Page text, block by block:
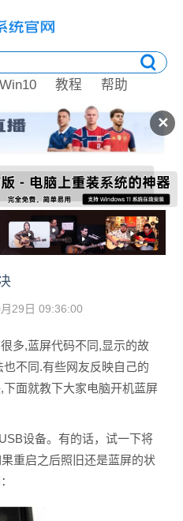
✕
Win10 教程 帮助
29日 09:36:00
,蓝屏代码不同,显示的故
不同.有些网友反映自己的
面就教下大家电脑开机蓝屏
设备。有的话，试一下将
重启之后照旧还是蓝屏的状